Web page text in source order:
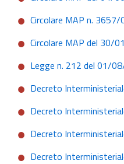
Circolare MAP n.
Circolare MAP del 30/
Legge n. 212 del 01/
Decreto
Decreto
Decreto
Decreto